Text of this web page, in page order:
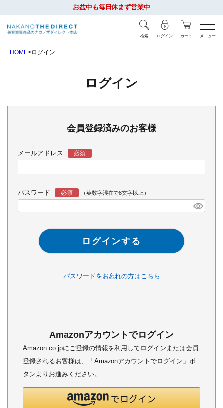
お盆中も毎日休まず営業中
検索 ログイン カート メニュー
HOME ログイン
ログイン
会員登録済みのお客様
メールアドレス
パスワード
ログインする
パスワードをお忘れの方はこちら
Amazonアカウントでログイン
Amazon.co.jpにご登録の情報を利用してログインまたは会員
登録されるお客様は、「Amazonアカウントでログイン」ボ
タンよりお進みください。